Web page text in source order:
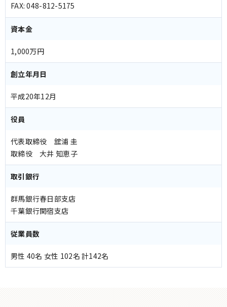
FAX: 048-812-5175
資本金
1,000万円
創立年月日
平成20年12月
役員
代表取締役 舘浦 圭
取締役 大井 知恵子
取引銀行
群馬銀行春日部支店
千葉銀行関宿支店
従業員数
男性 40名 女性 102名 計142名